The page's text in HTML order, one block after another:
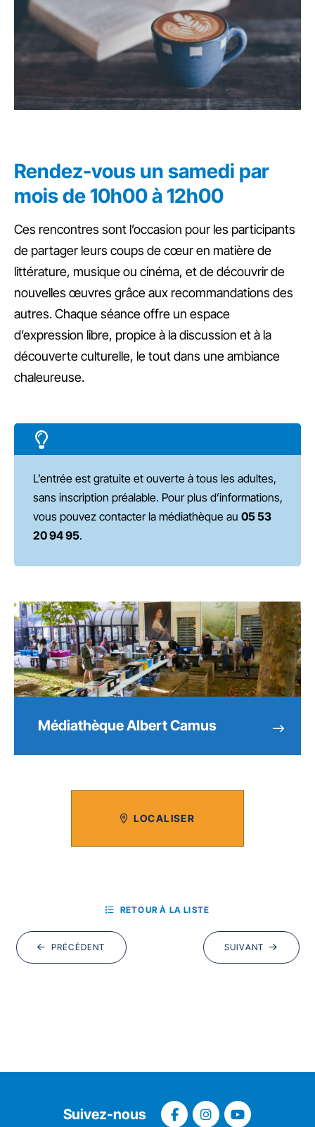
Rendez-vous un samedi par
mois de 10h00 à 12h00
Ces rencontres sont l’occasion pour les participants
de partager leurs coups de cœur en matière de
littérature, musique ou cinéma, et de découvrir de
nouvelles œuvres grâce aux recommandations des
autres. Chaque séance offre un espace
d’expression libre, propice à la discussion et à la
découverte culturelle, le tout dans une ambiance
chaleureuse.
L’entrée est gratuite et ouverte à tous les adultes,
sans inscription préalable. Pour plus d’informations,
vous pouvez contacter la médiathèque au 05 53
20 94 95.
Médiathèque Albert Camus
LOCALISER
PRÉCÉDENT
RETOUR À LA LISTE
SUIVANT
Suivez-nous